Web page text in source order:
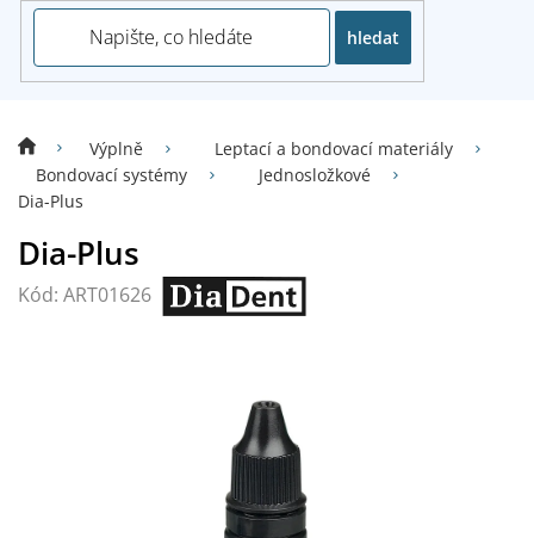
hledat
Výplně
Leptací a bondovací materiály
Bondovací systémy
Jednosložkové
Dia-Plus
Dia-Plus
Kód: ART01626